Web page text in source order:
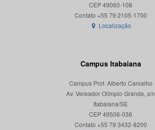
CEP 49060-108
Localização
Campus Itabaiana
Campus Prof. Alberto Carvalho
Av. Vereador Olímpio Grande, s/n
Itabaiana/SE
CEP 49506-036